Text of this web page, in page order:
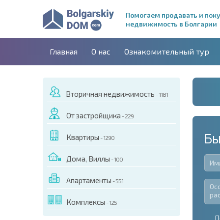
Помогаем продавать и
недвижимость в Болгарии
Главная О нас Ознакомительный тур
Вторичная недвижимость - 1181
От застройщика - 229
Квартиры - 1290
Дома, Виллы - 100
Апартаменты - 551
Комплексы - 125